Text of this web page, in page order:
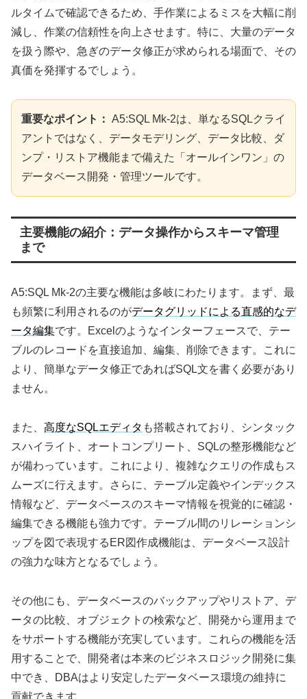
ルタイムで確認できるため、手作業によるミスを大幅に削
減し、作業の信頼性を向上させます。特に、大量のデータ
を扱う際や、急ぎのデータ修正が求められる場面で、その
真価を発揮するでしょう。
重要なポイント： A5:SQL Mk-2は、単なるSQLクライ
アントではなく、データモデリング、データ比較、ダ
ンプ・リストア機能まで備えた「オールインワン」の
データベース開発・管理ツールです。
主要機能の紹介：データ操作からスキーマ管理
まで
A5:SQL Mk-2の主要な機能は多岐にわたります。まず、最
も頻繁に利用されるのがデータグリッドによる直感的なデ
ータ編集です。Excelのようなインターフェースで、テー
ブルのレコードを直接追加、編集、削除できます。これに
より、簡単なデータ修正であればSQL文を書く必要があり
ません。
また、 高度なSQLエディタ も搭載されており、シンタック
スハイライト、オートコンプリート、SQLの整形機能など
が備わっています。これにより、複雑なクエリの作成もス
ムーズに行えます。さらに、テーブル定義やインデックス
情報など、データベースのスキーマ情報を視覚的に確認・
編集できる機能も強力です。テーブル間のリレーションシ
ップを図で表現するER図作成機能は、データベース設計
の強力な味方となるでしょう。
その他にも、データベースのバックアップやリストア、デ
ータの比較、オブジェクトの検索など、開発から運用まで
をサポートする機能が充実しています。これらの機能を活
用することで、開発者は本来のビジネスロジック開発に集
中でき、DBAはより安定したデータベース環境の維持に
貢献できます。